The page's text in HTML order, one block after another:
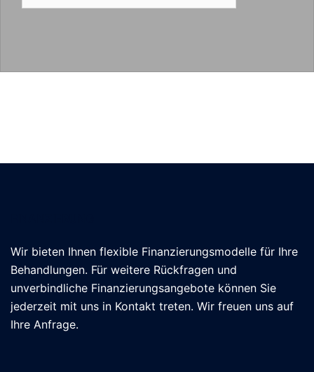
Wir bieten Ihnen flexible Finanzierungsmodelle für Ihre
Behandlungen. Für weitere Rückfragen und
unverbindliche Finanzierungsangebote können Sie
jederzeit mit uns in Kontakt treten. Wir freuen uns auf
Ihre Anfrage.